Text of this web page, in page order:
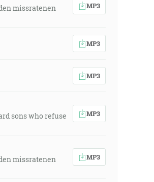
missratenen
MP3
MP3
MP3
sons who refuse
MP3
missratenen
MP3